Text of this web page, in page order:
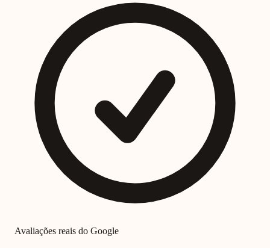
Avaliações reais do Google